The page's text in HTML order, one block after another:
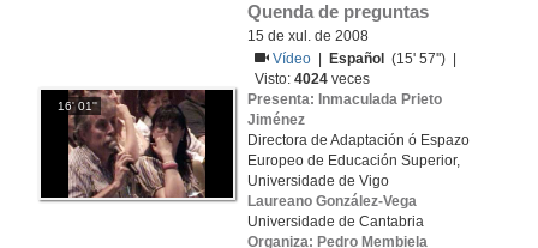
16' 01''
Quenda de preguntas
15 de xul. de 2008
Vídeo
Español
(15' 57'') |
Visto:4024 veces
Presenta: Inmaculada Prieto
Jiménez
Directora de Adaptación ó Espazo
Europeo de Educación Superior,
Universidade de Vigo
Laureano González-Vega
Universidade de Cantabria
Organiza: Pedro Membiela